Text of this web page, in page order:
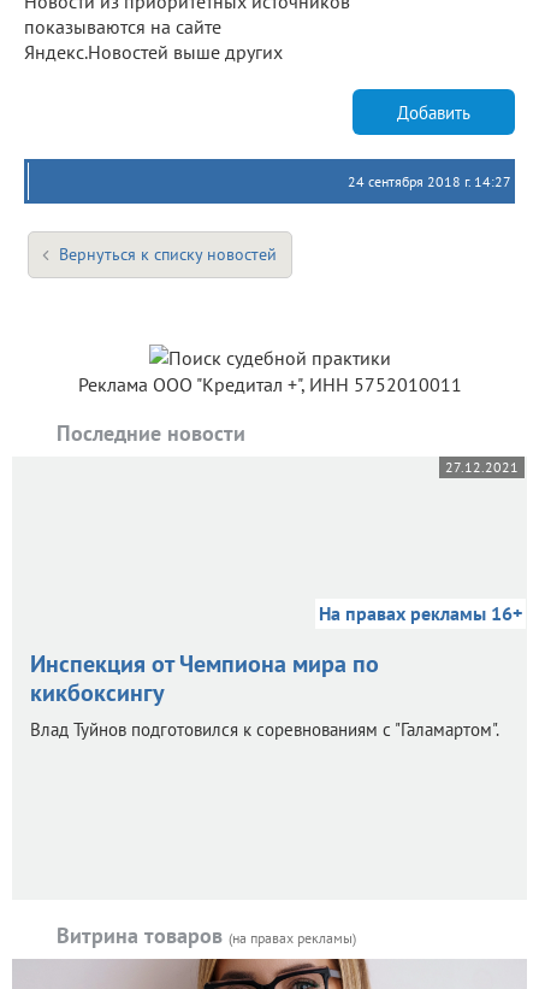
показываются на сайте
Яндекс.Новостей выше других
Добавить
24 сентября 2018 г. 14:27
Вернуться к списку новостей
Реклама ООО "Кредитал +", ИНН 5752010011
Последние новости
27.12.2021
На правах рекламы 16+
Инспекция от Чемпиона мира по
кикбоксингу
Влад Туйнов подготовился к соревнованиям с "Галамартом".
Витрина товаров (на правах рекламы)